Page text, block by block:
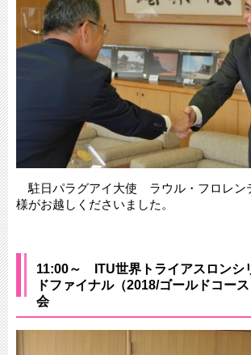
駐日パラグアイ大使 ラウル・フロレン
様がお越しくださいました。
11:00～ ITU世界トライアスロンシ
ドファイナル（2018/ゴールドコー
会